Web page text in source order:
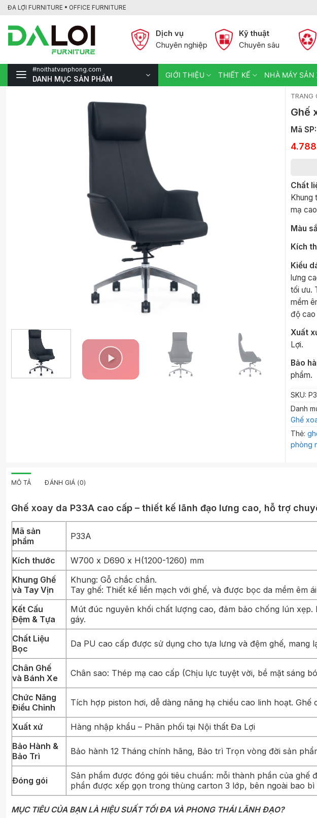
Bỏ
nội
dung
ĐA LỢI FURNITURE • OFFICE FURNITURE
Dịch vụ
Chuyên nghiệp
Kỹ thuật
Chuyên sâu
#noithatvanphong.com
DANH MỤC SẢN PHẨM GIỚI THIỆU THIẾT KẾ NHÀ MÁY SẢN
TRANG
Ghế
Mã SP:
Chất
Khung
mạ
Màu
Kích
Kiểu
lưng
tối ưu.
mềm
độ cao
Xuất
Lợi.
Bảo
phẩm.
SKU:
Danh
Ghế
Thẻ:
phòng
MÔ TẢ ĐÁNH GIÁ (0)
Ghế xoay da P33A cao cấp – thiết kế lãnh đạo lưng cao, hỗ trợ
Mã sản
phẩm
P33A
Kích thước
W700 x D690 x H(1200-1260) mm
Khung Ghế
và Tay Vịn
Khung: Gỗ chắc chắn.
Tay ghế: Thiết kế liền mạch với ghế, và được bọc da mềm êm
Kết Cấu
Đệm & Tựa
Mút đúc nguyên khối chất lượng cao, đảm bảo chống lún
gáy.
Chất Liệu
Bọc
Da PU cao cấp được sử dụng cho tựa lưng và đệm ghế, mang
Chân Ghế
và Bánh Xe
Chân sao: Thép mạ cao cấp (Chịu lực tuyệt vời, bề mặt sáng
Chức Năng
Điều Chỉnh
Tích hợp piston hơi, dễ dàng nâng hạ chiều cao linh hoạt. Ghế
Xuất xứ
Hàng nhập khẩu – Phân phối tại Nội thất Đa Lợi
Bảo Hành &
Bảo Trì
Bảo hành 12 Tháng chính hãng, Bảo trì Trọn vòng đời sản
Đóng gói
Sản phẩm được đóng gói tiêu chuẩn: mỗi thành phần của ghế
phần được xếp gọn trong thùng carton 3 lớp, bên ngoài bao
MỤC TIÊU CỦA BẠN LÀ HIỆU SUẤT TỐI ĐA VÀ PHONG THÁI LÃNH ĐẠO?